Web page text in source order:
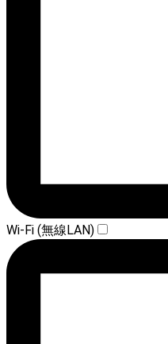
Wi-Fi (無線LAN)